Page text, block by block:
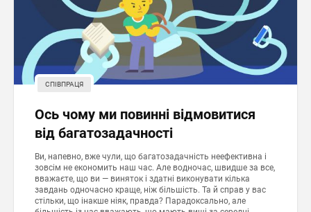
СПІВПРАЦЯ
Ось чому ми повинні відмовитися
від багатозадачності
Ви, напевно, вже чули, що багатозадачність неефективна і
зовсім не економить наш час. Але водночас, швидше за все,
вважаєте, що ви — виняток і здатні виконувати кілька
завдань одночасно краще, ніж більшість. Та й справ у вас
стільки, що інакше ніяк, правда? Парадоксально, але